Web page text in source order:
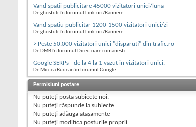
Vand spatii publicitare 45000 vizitatori unici/luna
De ghostdlr în forumul Link-uri/Bannere
Vand spatiu publicitar 1200-1500 vizitatori unici/zi
De ghostdlr în forumul Link-uri/Bannere
> Peste 50.000 vizitatori unici "disparuti" din trafic.ro
De DMB în forumul Directoare romanesti
Google SERPs - de la 4 la 1 vazut in vizitatori unici.
De Mircea Budean în forumul Google
Permisiuni postare
Nu puteţi posta subiecte noi.
Nu puteţi răspunde la subiecte
Nu puteţi adăuga ataşamente
Nu puteţi modifica posturile proprii